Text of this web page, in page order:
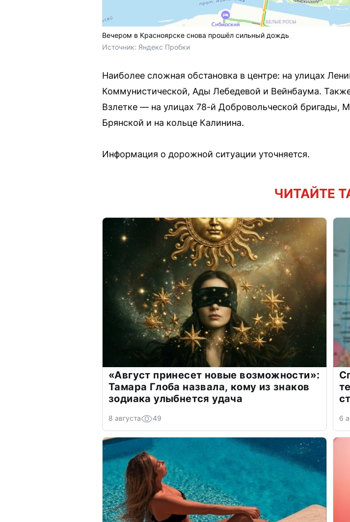
Вечером в Красноярске снова прошёл сильный дождь
Источник: Яндекс Пробки
Наиболее сложная обстановка в центре: на улицах
Коммунистической, Ады Лебедевой и Вейнбаума.
Взлетке — на улицах 78-й Добровольческой бригады,
Брянской и на кольце Калинина.
Информация о дорожной ситуации уточняется.
ЧИТАЙТЕ
«Август принесет новые возможности»:
Тамара Глоба назвала, кому из знаков
зодиака улыбнется удача
8 августа 49 6